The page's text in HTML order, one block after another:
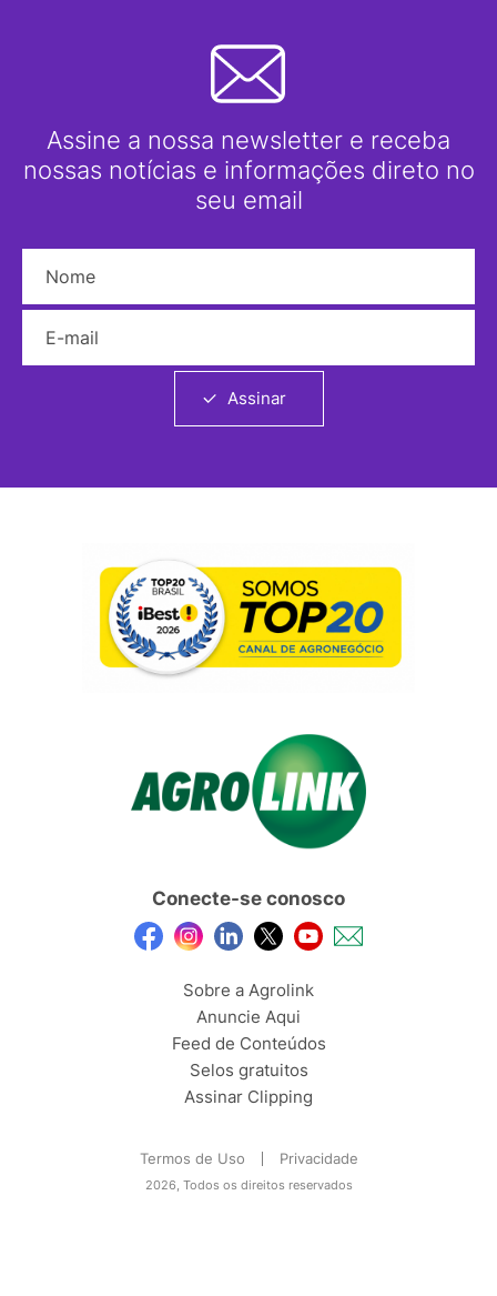
Assine a nossa newsletter e receba
nossas notícias e informações direto no
seu email
Assinar
Conecte-se conosco
Sobre a Agrolink
Anuncie Aqui
Feed de Conteúdos
Selos gratuitos
Assinar Clipping
Termos de Uso Privacidade
2026, Todos os direitos reservados